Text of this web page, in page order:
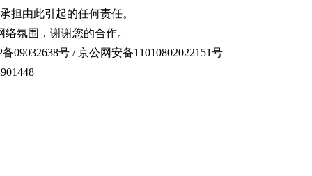
担由此引起的任何责任。
氛围，谢谢您的合作。
09032638号 / 京公网安备11010802022151号